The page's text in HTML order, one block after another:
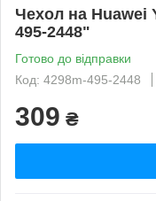
Чехол на Huawei
495-2448"
Готово до відправки
Код: 4298m-495-2448
309 ₴